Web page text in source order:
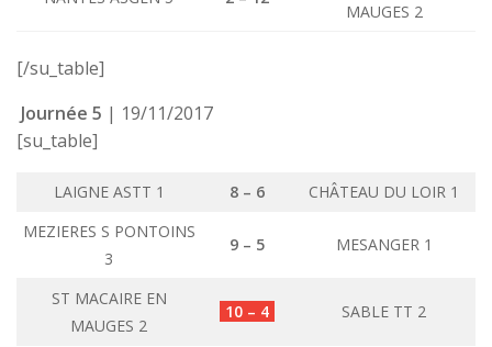
MAUGES 2
[/su_table]
Journée 5 | 19/11/2017
[su_table]
LAIGNE ASTT 1 8 – 6
CHÂTEAU DU LOIR 1
MEZIERES S PONTOINS
3
9 – 5 MESANGER 1
ST MACAIRE EN
MAUGES 2
10 – 4 SABLE TT 2